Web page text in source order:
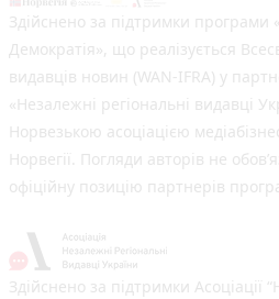
Здійснено за підтримки програми
Демократія», що реалізується
видавців новин (WAN-IFRA) у
«Незалежні регіональні видавці
Норвезькою асоціацією
Норвегії. Погляди авторів не
офіційну позицію партнерів
Здійснено за підтримки Асоціації